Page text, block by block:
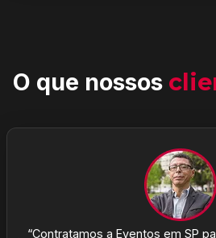
O que nossos
“Contratamos a Eventos em SP